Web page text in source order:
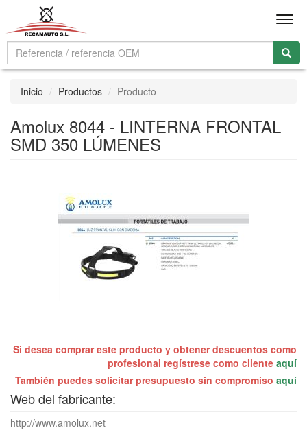
Inicio Productos Producto
Amolux 8044 - LINTERNA FRONTAL
SMD 350 LÚMENES
Si desea comprar este producto y obtener descuentos como
profesional regístrese como cliente aquí
También puedes solicitar presupuesto sin compromiso aquí
Web del fabricante:
http://www.amolux.net